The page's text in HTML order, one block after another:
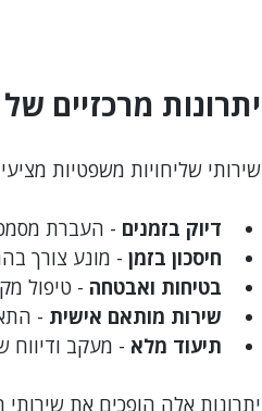
יתרונות מרכזיים
שירותי שליחויות משפטיות
דיוק בזמנים - העברת
חיסכון בזמן - מונע צורך
בטיחות ואבטחה - טיפול
שירות מותאם אישית -
תיעוד מלא - מעקב
יתרונות אלה הופכים את